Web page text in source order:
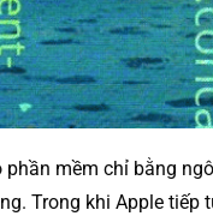
mềm chỉ bằng
Trong khi Apple